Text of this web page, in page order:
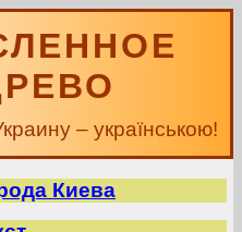
– українською!
Киева